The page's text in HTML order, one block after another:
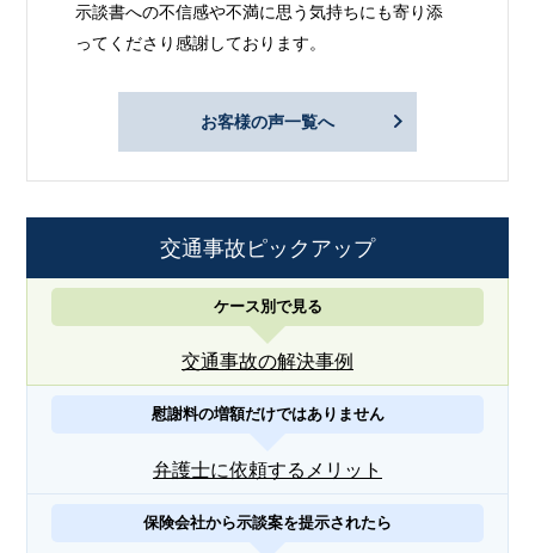
示談書への不信感や不満に思う気持ちにも寄り添
ってくださり感謝しております。
お客様の声一覧へ
交通事故ピックアップ
ケース別で見る
交通事故の解決事例
慰謝料の増額だけではありません
弁護士に依頼するメリット
保険会社から示談案を提示されたら